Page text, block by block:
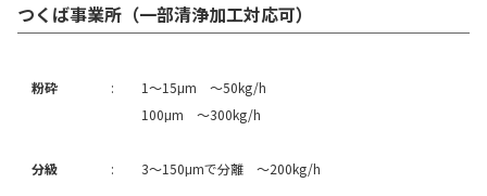
つくば事業所（一部清浄加工対応可）
粉砕 :
1～15μm ～50kg/h
100μm ～300kg/h
分級 : 3～150μmで分離 ～200kg/h